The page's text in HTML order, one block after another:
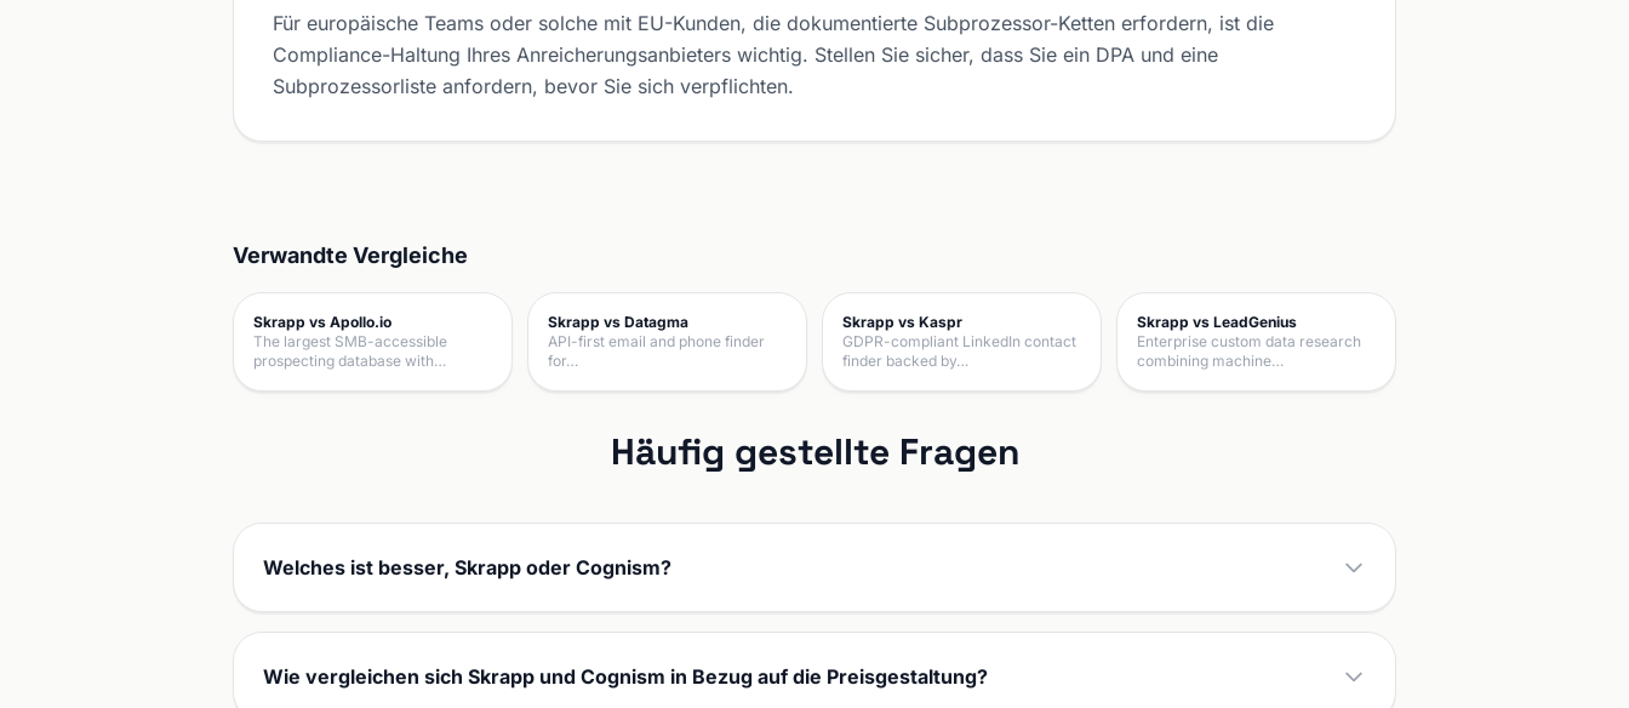
Für europäische Teams oder solche mit EU-Kunden, die dokumentierte Subprozessor-Ketten erfordern, ist die
Compliance-Haltung Ihres Anreicherungsanbieters wichtig. Stellen Sie sicher, dass Sie ein DPA und eine
Subprozessorliste anfordern, bevor Sie sich verpflichten.
Verwandte Vergleiche
Skrapp vs Apollo.io
The largest SMB-accessible
prospecting database with…
Skrapp vs Datagma
API-first email and phone finder
for…
Skrapp vs Kaspr
GDPR-compliant LinkedIn contact
finder backed by…
Skrapp vs LeadGenius
Enterprise custom data research
combining machine…
Häufig gestellte Fragen
Welches ist besser, Skrapp oder Cognism?
Wie vergleichen sich Skrapp und Cognism in Bezug auf die Preisgestaltung?